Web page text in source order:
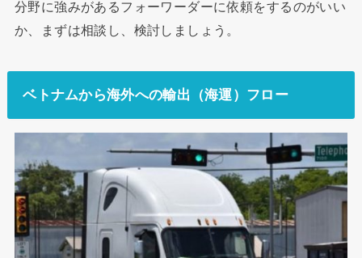
分野に強みがあるフォーワーダーに依頼をするのがいい
か、まずは相談し、検討しましょう。
ベトナムから海外への輸出（海運）フロー